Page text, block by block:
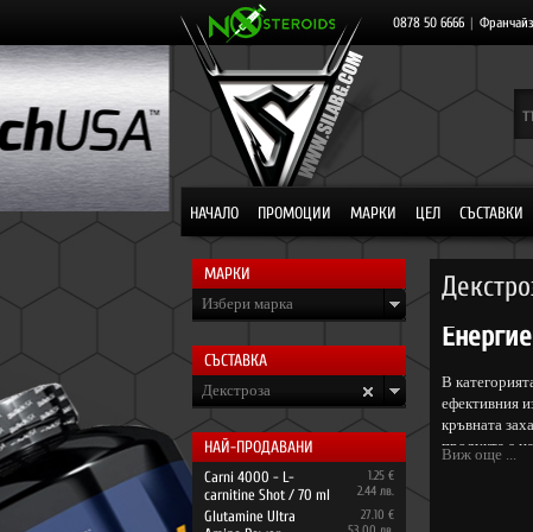
0878 50 6666 | Франчайз
НАЧАЛО ПРОМОЦИИ МАРКИ ЦЕЛ СЪСТАВКИ
МАРКИ
Избери марка
СЪСТАВКА
Декстроза
НАЙ-ПРОДАВАНИ
Carni 4000 - L-
carnitine Shot / 70 ml
1.25 €
2.44 лв.
Glutamine Ultra
27.10 €
В
ефективния
кръвната
продукта е
попълване
Виж още ...